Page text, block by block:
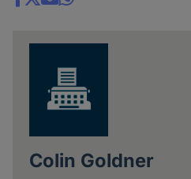
Share
Colin Goldner